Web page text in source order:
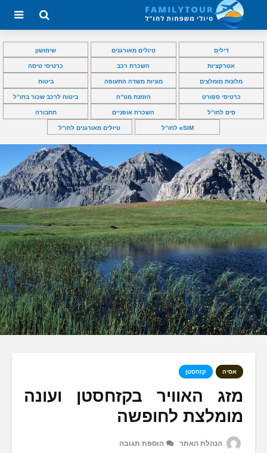
דילים טיולים מאורגנים שימושון
אטרקציות השכרת רכב כרטיסי טיסה
מלונות מומלצים מוניות משדה התעופה ביטוח
כרטיסי ספורט הזמנת מט”ח ביטוח לרכב שכור בחו”ל
סים לחו”ל השכרת אופניים תחבורה
eSIM לחו”ל טיולים מאורגנים לחו”ל
אסיה קזחסטן
מזג האוויר בקזחסטן ועונה
מומלצת לחופשה
הנהלת האתר הוספת תגובה